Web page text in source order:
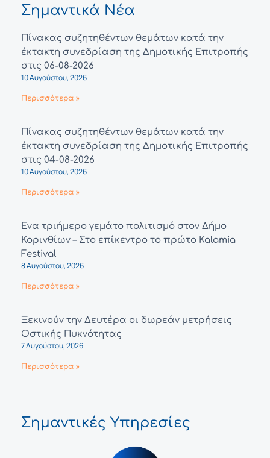
Σημαντικά Νέα
Πίνακας συζητηθέντων θεμάτων κατά την
έκτακτη συνεδρίαση της Δημοτικής Επιτροπής
στις 06-08-2026
10 Αυγούστου, 2026
Περισσότερα »
Πίνακας συζητηθέντων θεμάτων κατά την
έκτακτη συνεδρίαση της Δημοτικής Επιτροπής
στις 04-08-2026
10 Αυγούστου, 2026
Περισσότερα »
Ένα τριήμερο γεμάτο πολιτισμό στον Δήμο
Κορινθίων – Στο επίκεντρο το πρώτο Kalamia
Festival
8 Αυγούστου, 2026
Περισσότερα »
Ξεκινούν την Δευτέρα οι δωρεάν μετρήσεις
Οστικής Πυκνότητας
7 Αυγούστου, 2026
Περισσότερα »
Σημαντικές Υπηρεσίες